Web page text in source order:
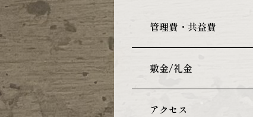
管理費・共益費
敷金/礼金
アクセス